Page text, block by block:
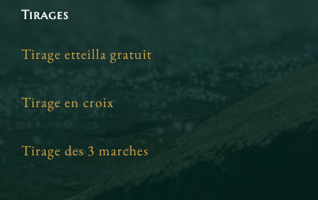
Tirages
Tirage etteilla gratuit
Tirage en croix
Tirage des 3 marches